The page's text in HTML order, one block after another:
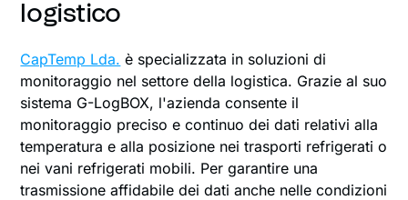
logistico
CapTemp Lda. è specializzata in soluzioni di
monitoraggio nel settore della logistica. Grazie al suo
sistema G-LogBOX, l'azienda consente il
monitoraggio preciso e continuo dei dati relativi alla
temperatura e alla posizione nei trasporti refrigerati o
nei vani refrigerati mobili. Per garantire una
trasmissione affidabile dei dati anche nelle condizioni